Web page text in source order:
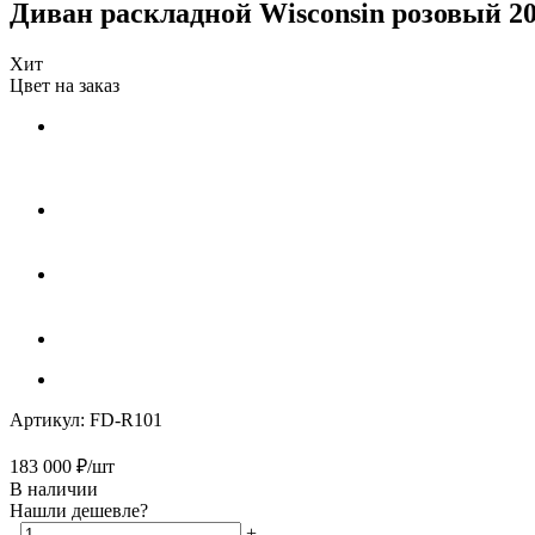
Диван раскладной Wisconsin розовый
Хит
Цвет на заказ
Артикул: FD-R101
183 000 ₽/шт
В наличии
Нашли дешевле?